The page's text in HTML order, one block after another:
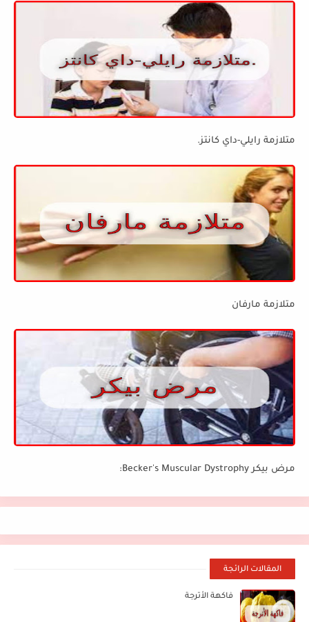
متلازمة رايلي-داي كانتز.
متلازمة مارفان
مرض بيكر Becker's Muscular Dystrophy:
المقالات الرائجة
فاكهة الأترجة